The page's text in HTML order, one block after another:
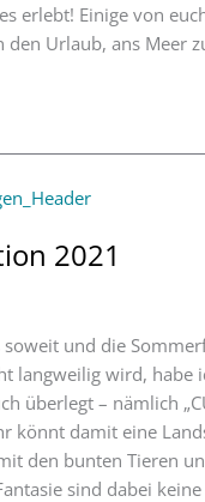
erlebt! Einige von
den Urlaub, ans Meer
2021
soweit und die
langweilig wird, habe
überlegt – nämlich
könnt damit eine
den bunten Tieren
sind dabei